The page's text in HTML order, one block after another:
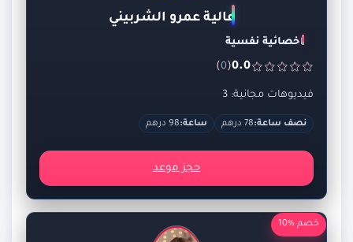
عالية عمرو الشربيني
اخصائية نفسية
0.0
(
0
)
فيديوهات مجانية: 3
نصف ساعة:78 درهم ساعة:98 درهم
حجز موعد
خصم %10